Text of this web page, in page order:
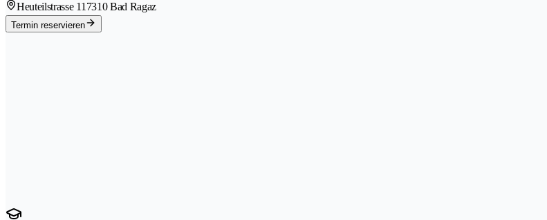
Heuteilstrasse 117310 Bad Ragaz
Termin reservieren